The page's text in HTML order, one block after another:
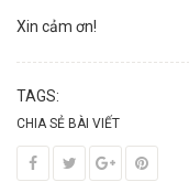
Xin cảm ơn!
TAGS:
CHIA SẺ BÀI VIẾT